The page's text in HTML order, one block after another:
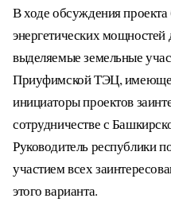
В ходе обсуждения
энергетических
выделяемые земельные
Приуфимской ТЭЦ,
инициаторы проектов
сотрудничестве с
Руководитель республики
участием всех
этого варианта.